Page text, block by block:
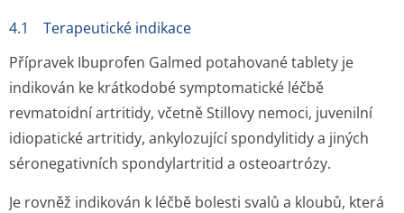
4.1 Terapeutické indikace
Přípravek Ibuprofen Galmed potahované tablety je
indikován ke krátkodobé symptomatické léčbě
revmatoidní artritidy, včetně Stillovy nemoci, juvenilní
idiopatické artritidy, ankylozující spondylitidy a jiných
séronegativních spondylartritid a osteoartrózy.
Je rovněž indikován k léčbě bolesti svalů a kloubů, která